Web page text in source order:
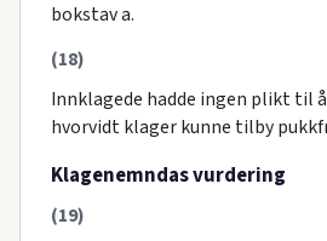
bokstav a.
(18)
Innklagede hadde ingen plikt til
hvorvidt klager kunne tilby
Klagenemndas vurdering
(19)